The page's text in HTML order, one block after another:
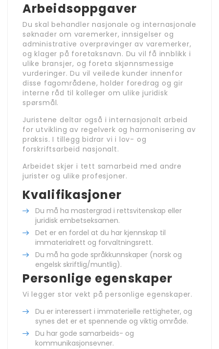
Arbeidsoppgaver
Du skal behandler nasjonale og internasjonale
søknader om varemerker, innsigelser og
administrative overprøvinger av varemerker,
og klager på foretaksnavn. Du vil få innblikk i
ulike bransjer, og foreta skjønnsmessige
vurderinger. Du vil veilede kunder innenfor
disse fagområdene, holder foredrag og gir
interne råd til kolleger om ulike juridisk
spørsmål.
Juristene deltar også i internasjonalt arbeid
for utvikling av regelverk og harmonisering av
praksis. I tillegg bidrar vi i lov- og
forskriftsarbeid nasjonalt.
Arbeidet skjer i tett samarbeid med andre
jurister og ulike profesjoner.
Kvalifikasjoner
Du må ha mastergrad i rettsvitenskap eller
juridisk embetseksamen.
Det er en fordel at du har kjennskap til
immaterialrett og forvaltningsrett.
Du må ha gode språkkunnskaper (norsk og
engelsk skriftlig/muntlig).
Personlige egenskaper
Vi legger stor vekt på personlige egenskaper.
Du er interessert i immaterielle rettigheter, og
synes det er et spennende og viktig område.
Du har gode samarbeids- og
kommunikasjonsevner.